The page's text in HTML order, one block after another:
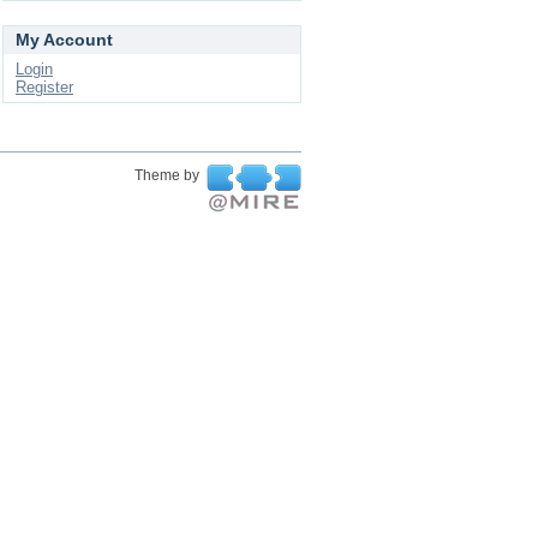
My Account
Login
Register
Theme by